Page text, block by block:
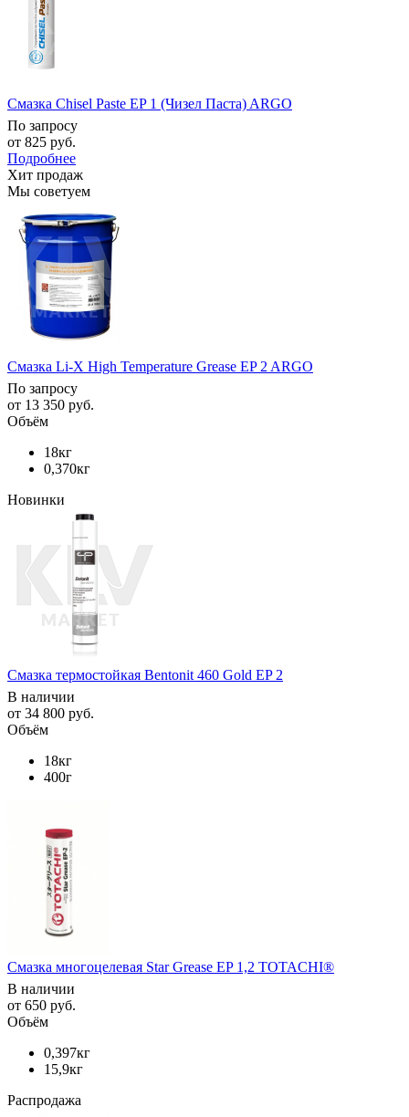
Смазка Chisel Paste EP 1 (Чизел Паста) ARGO
По запросу
от 825 руб.
Подробнее
Хит продаж
Мы советуем
Смазка Li-X High Temperature Grease EP 2 ARGO
По запросу
от 13 350 руб.
Объём
18кг
0,370кг
Новинки
Смазка термостойкая Bentonit 460 Gold EP 2
В наличии
от 34 800 руб.
Объём
18кг
400г
Смазка многоцелевая Star Grease EP 1,2 TOTACHI®
В наличии
от 650 руб.
Объём
0,397кг
15,9кг
Распродажа